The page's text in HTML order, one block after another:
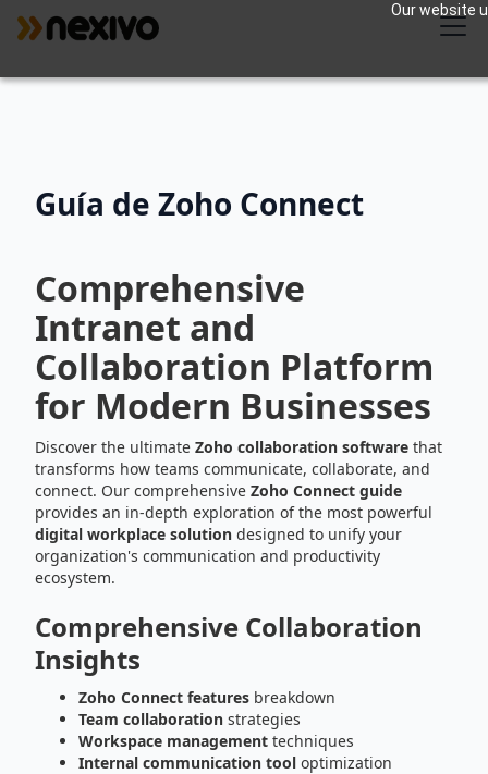
Our website
Guía de Zoho Connect
Comprehensive
Intranet and
Collaboration Platform
for Modern Businesses
Discover the ultimate Zoho collaboration software that
transforms how teams communicate, collaborate, and
connect. Our comprehensive Zoho Connect guide
provides an in-depth exploration of the most powerful
digital workplace solution designed to unify your
organization's communication and productivity
ecosystem.
Comprehensive Collaboration
Insights
Zoho Connect features breakdown
Team collaboration strategies
Workspace management techniques
Internal communication tool optimization